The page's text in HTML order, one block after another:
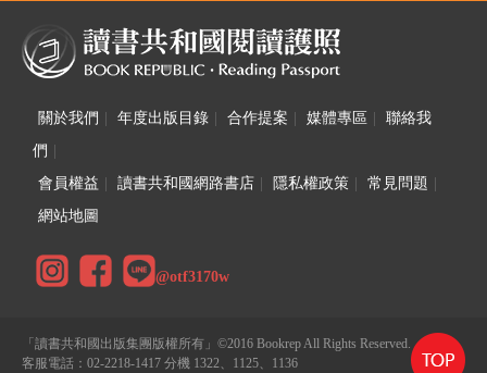
關於我們 年度出版目錄 合作提案 媒體專區
聯絡我
們
會員權益
讀書共和國網路書店 隱私權政策 常見問題
網站地圖
@otf3170w
「讀書共和國出版集團版權所有」©2016 Bookrep All Rights Reserved.
客服電話：02-2218-1417 分機 1322、1125、1136